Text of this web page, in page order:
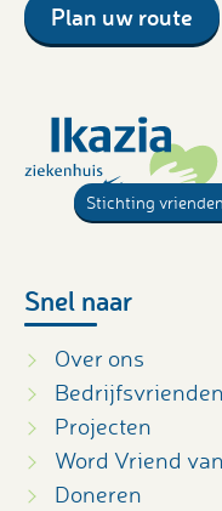
Plan uw route
Stichting
Snel naar
Over ons
Bedrijfsvrienden
Projecten
Word Vriend
Doneren